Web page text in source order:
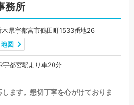
務所
木県宇都宮市鶴田町1533番地26
地図
宇都宮駅より車20分
ます。懇切丁寧を心がけておりま